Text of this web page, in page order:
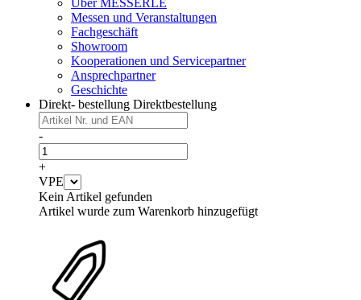
Über MESSERLE
Messen und Veranstaltungen
Fachgeschäft
Showroom
Kooperationen und Servicepartner
Ansprechpartner
Geschichte
Direkt- bestellung Direktbestellung
-
+
VPE
Kein Artikel gefunden
Artikel wurde zum Warenkorb hinzugefügt